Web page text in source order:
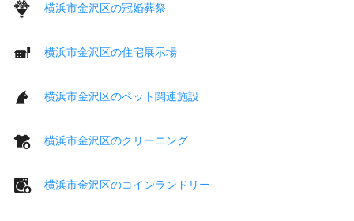
横浜市金沢区の冠婚葬祭
横浜市金沢区の住宅展示場
横浜市金沢区のペット関連施設
横浜市金沢区のクリーニング
横浜市金沢区のコインランドリー